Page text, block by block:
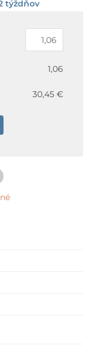
týždňov
1,06
30,45 €